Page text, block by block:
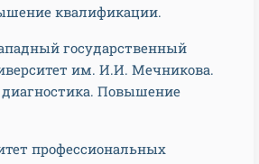
квалификации.
государственный
им. И.И. Мечникова.
Повышение
профессиональных